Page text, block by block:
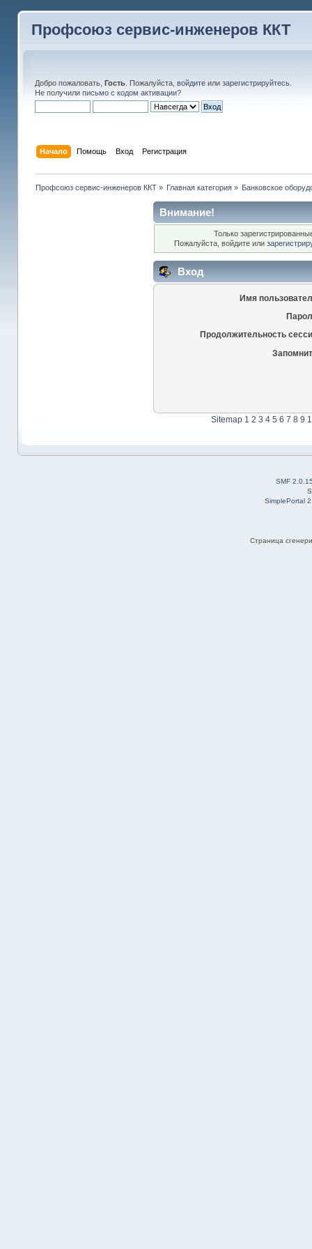
Профсоюз сервис-инженеров ККТ
Добро пожаловать, Гость. Пожалуйста, войдитеили зарегистрируйтесь.
Не получили письмо с кодом активации?
Начало Помощь Вход Регистрация
Профсоюз сервис-инженеров ККТ» Главная категория » Банковское
Внимание!
Только
Пожалуйста, войдите или
Вход
Имя
Продолжительность
Sitemap 1 2 3 4 5 6 7 8 9
SMF
SimplePortal
Страница